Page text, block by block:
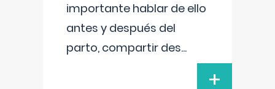
importante hablar de ello
antes y después del
parto, compartir des...
+